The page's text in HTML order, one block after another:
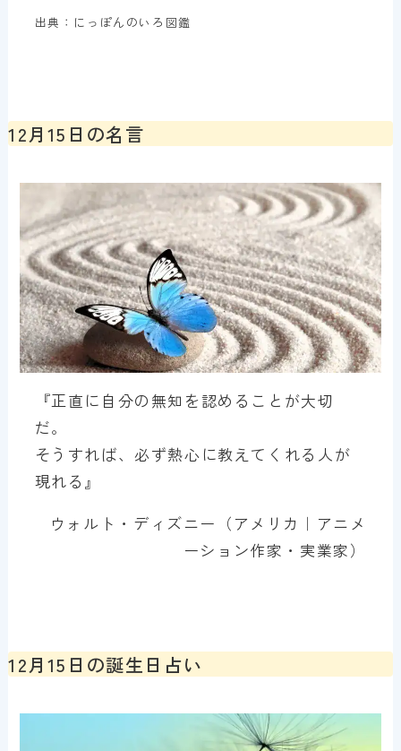
出典：にっぽんのいろ図鑑
12月15日の名言
『正直に自分の無知を認めることが大切
だ。
そうすれば、必ず熱心に教えてくれる人が
現れる』
ウォルト・ディズニー（アメリカ｜アニメ
ーション作家・実業家）
12月15日の誕生日占い